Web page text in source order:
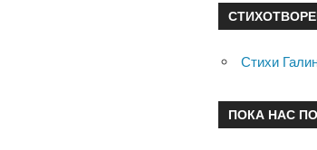
Стихи
ПОКА НАС